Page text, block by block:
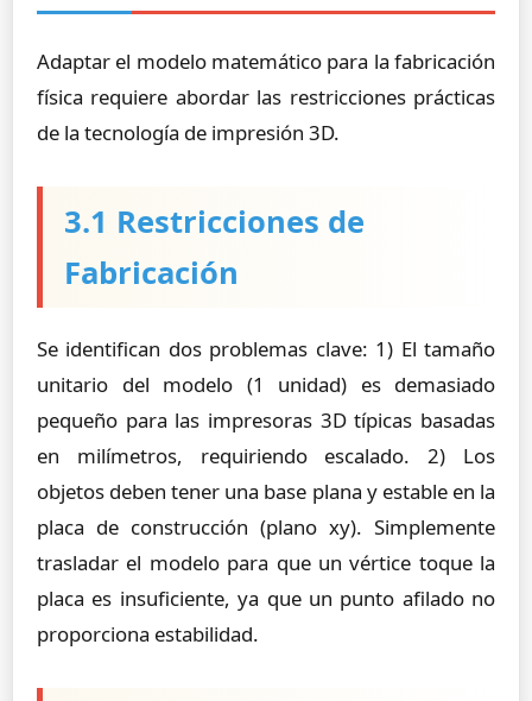
Adaptar el modelo matemático para la fabricación
física requiere abordar las restricciones prácticas
de la tecnología de impresión 3D.
3.1 Restricciones de
Fabricación
Se identifican dos problemas clave: 1) El tamaño
unitario del modelo (1 unidad) es demasiado
pequeño para las impresoras 3D típicas basadas
en milímetros, requiriendo escalado. 2) Los
objetos deben tener una base plana y estable en la
placa de construcción (plano xy). Simplemente
trasladar el modelo para que un vértice toque la
placa es insuficiente, ya que un punto afilado no
proporciona estabilidad.